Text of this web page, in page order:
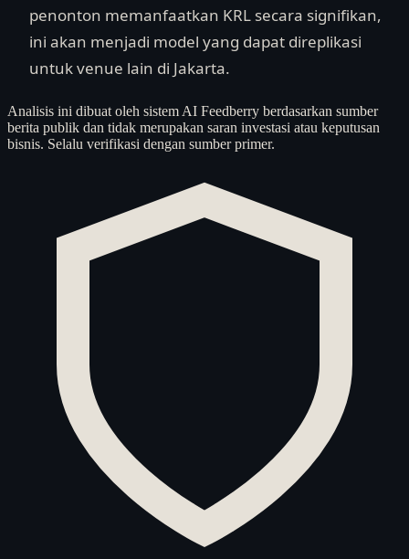
penonton memanfaatkan KRL secara signifikan,
ini akan menjadi model yang dapat direplikasi
untuk venue lain di Jakarta.
Analisis ini dibuat oleh sistem AI Feedberry berdasarkan sumber
berita publik dan tidak merupakan saran investasi atau keputusan
bisnis. Selalu verifikasi dengan sumber primer.